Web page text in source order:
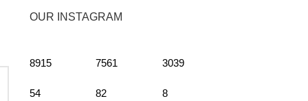
OUR INSTAGRAM
8915
54
7561
82
3039
8